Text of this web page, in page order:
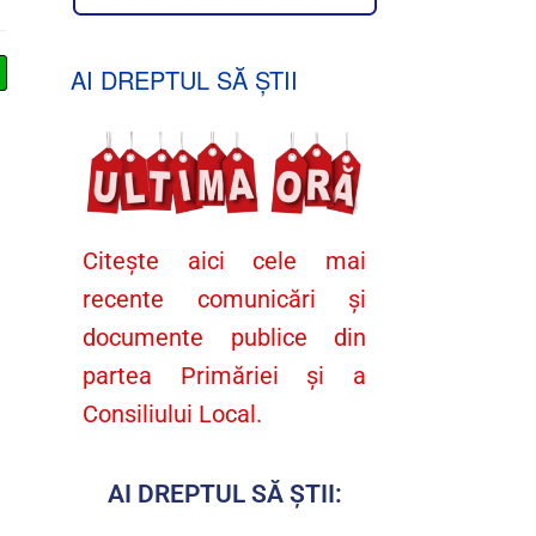
AI DREPTUL SĂ ȘTII
Citește aici cele mai
recente comunicări și
documente publice din
partea Primăriei și a
Consiliului Local.
AI DREPTUL SĂ ȘTII: